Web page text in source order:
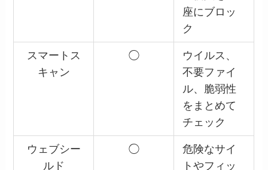
座にブロッ
ク
スマートス
キャン
◯
ウイルス、
不要ファイ
ル、脆弱性
をまとめて
チェック
ウェブシー
ルド
◯
危険なサイ
トやフィッ